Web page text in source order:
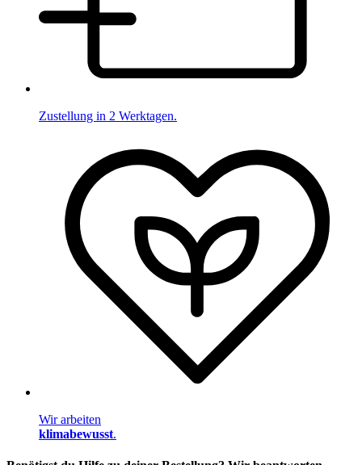
Zustellung in 2 Werktagen.
Wir arbeiten
klimabewusst.